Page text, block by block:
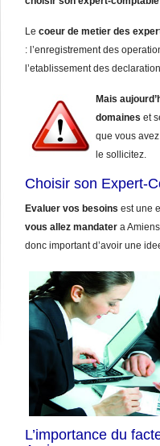
Le coeur de metier des
: l’enregistrement des
l’etablissement des
Mais
domaines et
que vous
le sollicitez.
Choisir son Expert-
Evaluer vos besoins est une
vous allez mandater a
donc important d’avoir une
L’importance du